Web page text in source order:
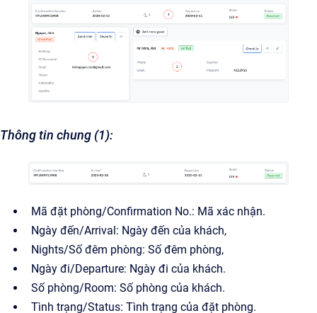
Thông tin chung (1):
Mã đặt phòng/Confirmation No.: Mã xác nhận.
Ngày đến/Arrival: Ngày đến của khách,
Nights/Số đêm phòng: Số đêm phòng,
Ngày đi/Departure: Ngày đi của khách.
Số phòng/Room: Số phòng của khách.
Tình trạng/Status: Tình trạng của đặt phòng.